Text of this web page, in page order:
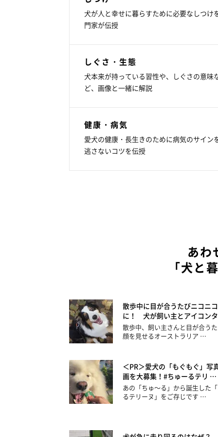
犬が人と幸せに暮らすために必要なしつけ
門家が伝授
しぐさ・生態
犬本来が持っている習性や、しぐさの意味
ど、画像と一緒に解説
健康・病気
愛犬の健康・長生きのために病気のサイン
逃さないコツを伝授
あわ
「犬と
散歩中に目が合うたびニコニ
に！ 犬が飼い主とアイコン
散歩中、飼い主さんと目が合う
顔を見せるオーストラリア …
＜PR＞愛犬の「もぐもぐ」写
画を大募集！#ちゅーるテリ …
あの「ちゅ～る」から誕生した
るテリーヌ」をご存じです …